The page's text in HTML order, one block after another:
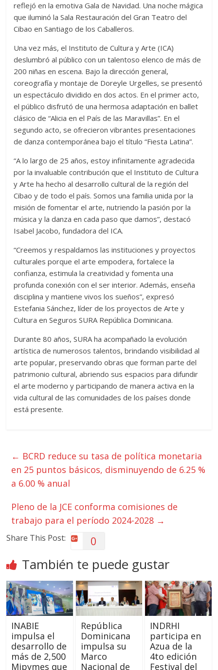
reflejó en la emotiva Gala de Navidad. Una noche mágica
que iluminó la Sala Restauración del Gran Teatro del
Cibao en Santiago de los Caballeros.
Una vez más, el Instituto de Cultura y Arte (ICA)
deslumbró al público con un talentoso elenco de más de
200 niñas en escena. Bajo la dirección general,
coreografía y montaje de Doreyle Urgelles, se presentó
un espectáculo dividido en dos actos. En el primer acto,
el público disfrutó de una hermosa adaptación en ballet
clásico de “Alicia en el País de las Maravillas”. En el
segundo acto, se ofrecieron vibrantes presentaciones
de danza contemporánea bajo el título “Fiesta Latina”.
“A lo largo de 25 años, estoy infinitamente agradecida
por la invaluable contribución que el Instituto de Cultura
y Arte ha hecho al desarrollo cultural de la región del
Cibao y de todo el país. Somos una familia unida por la
misión de fomentar el arte, nutriendo la pasión por la
música y la danza en cada paso que damos”, destacó
Isabel Jacobo, fundadora del ICA.
“Creemos y respaldamos las instituciones y proyectos
culturales porque el arte empodera, fortalece la
confianza, estimula la creatividad y fomenta una
profunda conexión con el ser interior. Además, enseña
disciplina y mantiene vivos los sueños”, expresó
Estefania Sánchez, líder de los proyectos de Arte y
Cultura en Seguros SURA República Dominicana.
Durante 80 años, SURA ha acompañado la evolución
artística de numerosos talentos, brindando visibilidad al
arte popular, preservando obras que forman parte del
patrimonio cultural, abriendo sus espacios para difundir
el arte moderno y participando de manera activa en la
vida cultural de las comunidades de los países donde
está presente.
← BCRD reduce su tasa de política monetaria
en 25 puntos básicos, disminuyendo de 6.25 %
a 6.00 % anual
Pleno de la JCE conforma comisiones de
trabajo para el período 2024-2028 →
Share This Post: 0
También te puede gustar
INABIE
impulsa el
desarrollo de
más de 2,500
Mipymes que
República
Dominicana
impulsa su
Marco
Nacional de
INDRHI
participa en
Azua de la
4to edición
Festival del